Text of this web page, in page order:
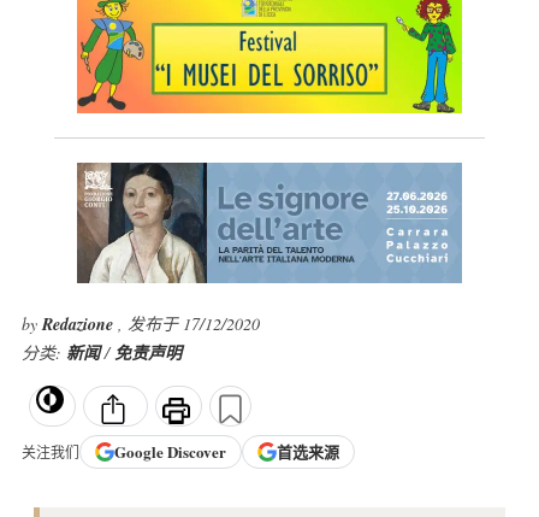
byRedazione , 发布于 17/12/2020
分类: 新闻/免责声明
关注我们 GoogleDiscover 首选来源